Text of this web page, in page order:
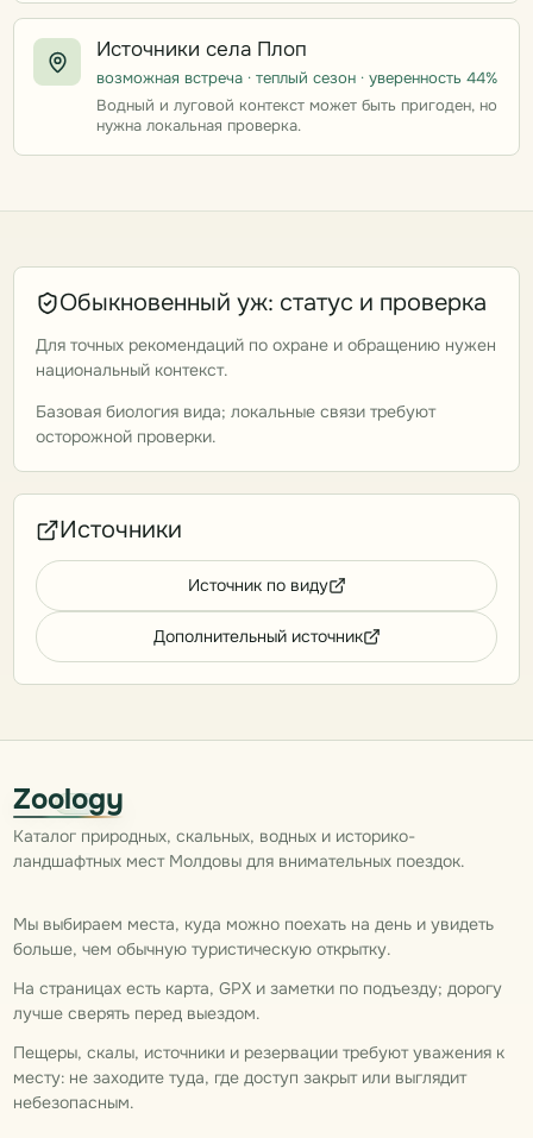
Источники села Плоп
возможная встреча · теплый сезон · уверенность 44%
Водный и луговой контекст может быть пригоден, но
нужна локальная проверка.
Обыкновенный уж: статус и проверка
Для точных рекомендаций по охране и обращению нужен
национальный контекст.
Базовая биология вида; локальные связи требуют
осторожной проверки.
Источники
Источник по виду
Дополнительный источник
Zoology
Каталог природных, скальных, водных и историко-
ландшафтных мест Молдовы для внимательных поездок.
Мы выбираем места, куда можно поехать на день и увидеть
больше, чем обычную туристическую открытку.
На страницах есть карта, GPX и заметки по подъезду; дорогу
лучше сверять перед выездом.
Пещеры, скалы, источники и резервации требуют уважения к
месту: не заходите туда, где доступ закрыт или выглядит
небезопасным.